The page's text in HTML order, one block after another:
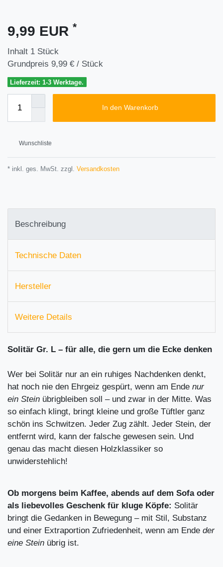
9,99 EUR *
Inhalt 1 Stück
Grundpreis 9,99 € / Stück
Lieferzeit: 1-3 Werktage.
In den Warenkorb
Wunschliste
* inkl. ges. MwSt. zzgl. Versandkosten
Beschreibung
Technische Daten
Hersteller
Weitere Details
Solitär Gr. L – für alle, die gern um die Ecke denken
Wer bei Solitär nur an ein ruhiges Nachdenken denkt,
hat noch nie den Ehrgeiz gespürt, wenn am Ende nur
ein Stein übrigbleiben soll – und zwar in der Mitte. Was
so einfach klingt, bringt kleine und große Tüftler ganz
schön ins Schwitzen. Jeder Zug zählt. Jeder Stein, der
entfernt wird, kann der falsche gewesen sein. Und
genau das macht diesen Holzklassiker so
unwiderstehlich!
Ob morgens beim Kaffee, abends auf dem Sofa oder
als liebevolles Geschenk für kluge Köpfe: Solitär
bringt die Gedanken in Bewegung – mit Stil, Substanz
und einer Extraportion Zufriedenheit, wenn am Ende der
eine Stein übrig ist.